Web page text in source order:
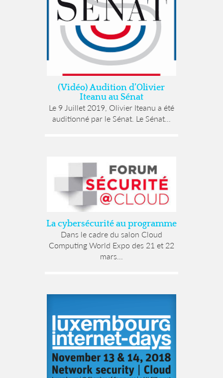
(Vidéo) Audition d’Olivier
Iteanu au Sénat
Le 9 Juillet 2019, Olivier Iteanu a été
auditionné par le Sénat. Le Sénat...
La cybersécurité au programme
Dans le cadre du salon Cloud
Computing World Expo des 21 et 22
mars...